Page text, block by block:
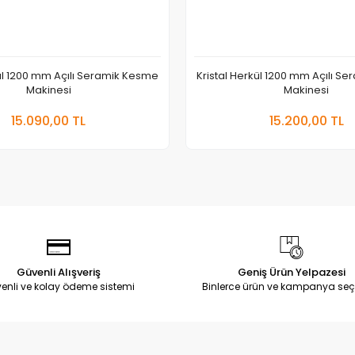
1200 mm Açılı Seramik Kesme
Makinesi
15.090,00 TL
Kristal Herkül 1200 mm Açılı
Makinesi
15.200,00 TL
Güvenli Alışveriş
ve kolay ödeme sistemi
Geniş Ürün Yelpazesi
Binlerce ürün ve kampanya